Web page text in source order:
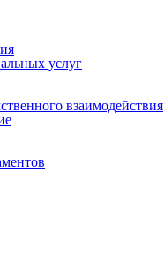
услуг
взаимодействия